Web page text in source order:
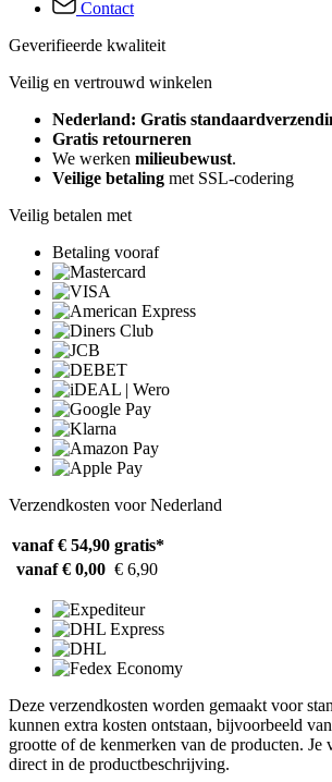
Contact
Geverifieerde kwaliteit
Veilig en vertrouwd winkelen
Nederland: Gratis
Gratis retourneren
We werken milieubewust.
Veilige betaling met SSL-codering
Veilig betalen met
Betaling vooraf
Verzendkosten voor Nederland
vanaf € 54,90 gratis*
vanaf € 0,00 € 6,90
Deze verzendkosten worden gemaakt voor
kunnen extra kosten ontstaan, bijvoorbeeld
grootte of de kenmerken van de producten. Je
direct in de productbeschrijving.